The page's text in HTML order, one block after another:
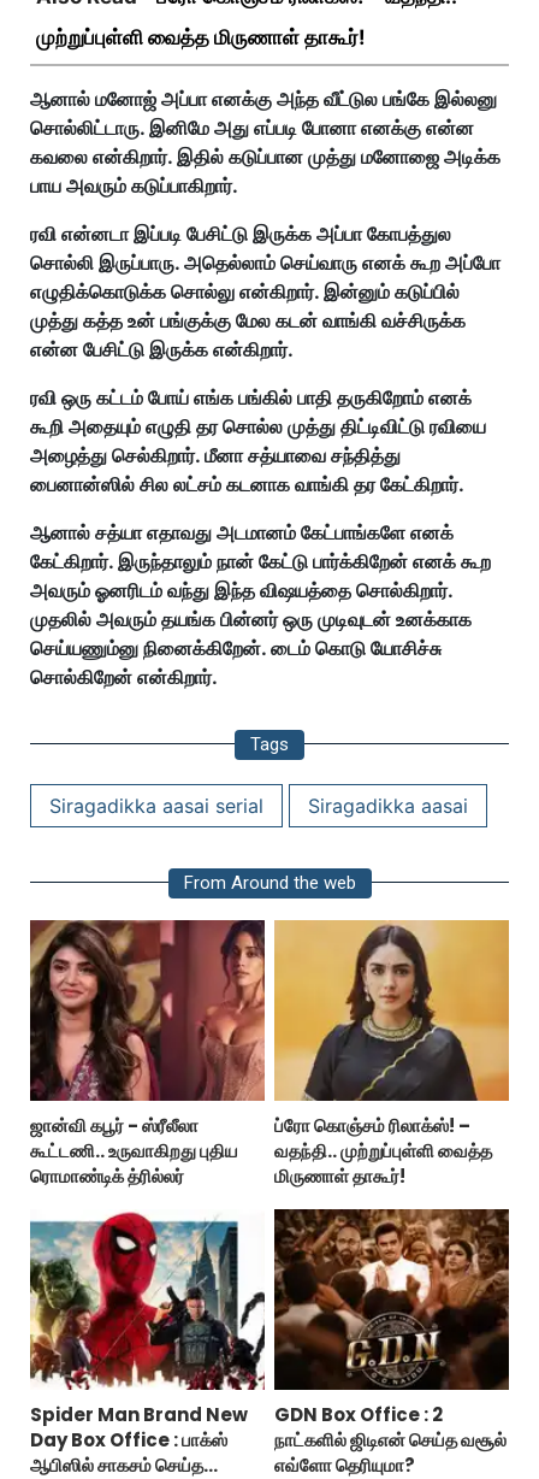
முற்றுப்புள்ளி வைத்த மிருணாள் தாகூர்!
ஆனால் மனோஜ் அப்பா எனக்கு அந்த வீட்டுல பங்கே இல்லனு
சொல்லிட்டாரு. இனிமே அது எப்படி போனா எனக்கு என்ன
கவலை என்கிறார். இதில் கடுப்பான முத்து மனோஜை அடிக்க
பாய அவரும் கடுப்பாகிறார்.
ரவி என்னடா இப்படி பேசிட்டு இருக்க அப்பா கோபத்துல
சொல்லி இருப்பாரு. அதெல்லாம் செய்வாரு எனக் கூற அப்போ
எழுதிக்கொடுக்க சொல்லு என்கிறார். இன்னும் கடுப்பில்
முத்து கத்த உன் பங்குக்கு மேல கடன் வாங்கி வச்சிருக்க
என்ன பேசிட்டு இருக்க என்கிறார்.
ரவி ஒரு கட்டம் போய் எங்க பங்கில் பாதி தருகிறோம் எனக்
கூறி அதையும் எழுதி தர சொல்ல முத்து திட்டிவிட்டு ரவியை
அழைத்து செல்கிறார். மீனா சத்யாவை சந்தித்து
பைனான்ஸில் சில லட்சம் கடனாக வாங்கி தர கேட்கிறார்.
ஆனால் சத்யா எதாவது அடமானம் கேட்பாங்களே எனக்
கேட்கிறார். இருந்தாலும் நான் கேட்டு பார்க்கிறேன் எனக் கூற
அவரும் ஓனரிடம் வந்து இந்த விஷயத்தை சொல்கிறார்.
முதலில் அவரும் தயங்க பின்னர் ஒரு முடிவுடன் உனக்காக
செய்யணும்னு நினைக்கிறேன். டைம் கொடு யோசிச்சு
சொல்கிறேன் என்கிறார்.
Tags
Siragadikka aasai serial Siragadikka aasai
From Around the web
ஜான்வி கபூர் - ஸ்ரீலீலா
கூட்டணி.. உருவாகிறது புதிய
ரொமாண்டிக் த்ரில்லர்
ப்ரோ கொஞ்சம் ரிலாக்ஸ்! –
வதந்தி.. முற்றுப்புள்ளி வைத்த
மிருணாள் தாகூர்!
Spider Man Brand New
Day Box Office : பாக்ஸ்
ஆபிஸில் சாகசம் செய்த
GDN Box Office : 2
நாட்களில் ஜிடிஎன் செய்த வசூல்
எவ்ளோ தெரியுமா?